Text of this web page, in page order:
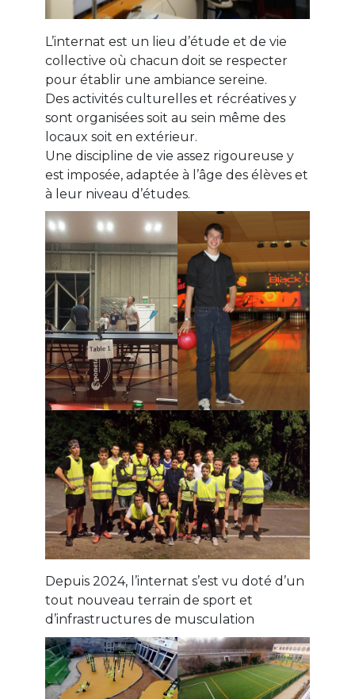
L’internat est un lieu d’étude et de vie
collective où chacun doit se respecter
pour établir une ambiance sereine.
Des activités culturelles et récréatives y
sont organisées soit au sein même des
locaux soit en extérieur.
Une discipline de vie assez rigoureuse y
est imposée, adaptée à l’âge des élèves et
à leur niveau d’études.
Depuis 2024, l’internat s’est vu doté d’un
tout nouveau terrain de sport et
d’infrastructures de musculation